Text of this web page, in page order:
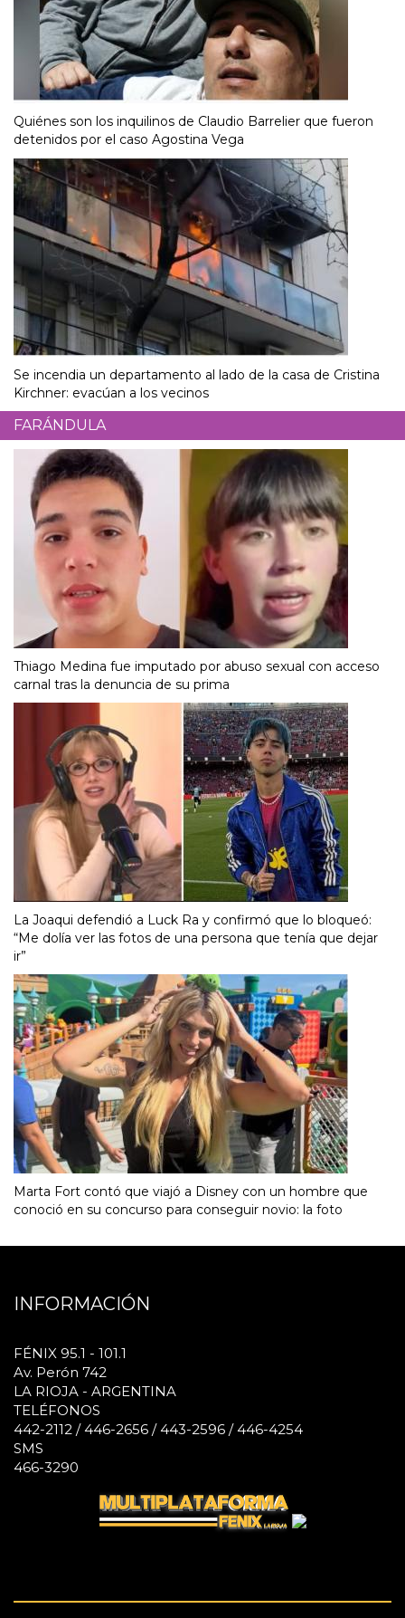
Quiénes son los inquilinos de Claudio Barrelier que fueron
detenidos por el caso Agostina Vega
Se incendia un departamento al lado de la casa de Cristina
Kirchner: evacúan a los vecinos
FARÁNDULA
Thiago Medina fue imputado por abuso sexual con acceso
carnal tras la denuncia de su prima
La Joaqui defendió a Luck Ra y confirmó que lo bloqueó:
“Me dolía ver las fotos de una persona que tenía que dejar
ir”
Marta Fort contó que viajó a Disney con un hombre que
conoció en su concurso para conseguir novio: la foto
INFORMACIÓN
FÉNIX 95.1 - 101.1
Av. Perón 742
LA RIOJA - ARGENTINA
TELÉFONOS
442-2112 / 446-2656 / 443-2596 / 446-4254
SMS
466-3290